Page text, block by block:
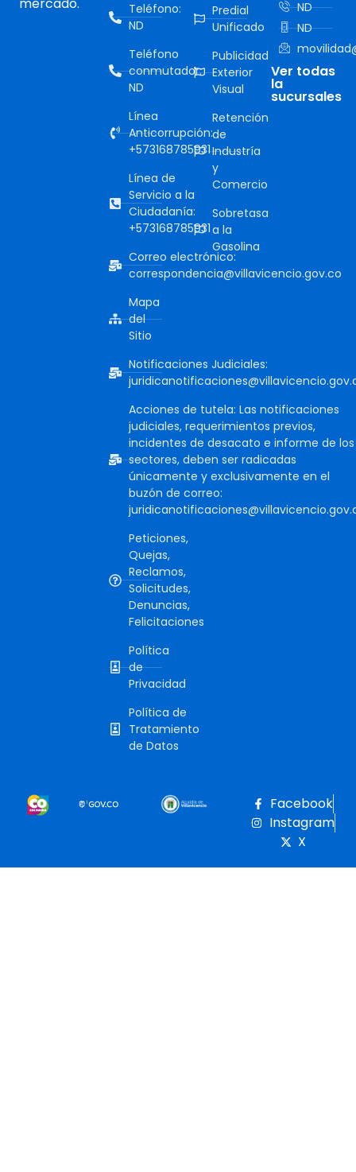
mercado.
Teléfono:
ND
Teléfono
conmutador:
ND
Línea
Anticorrupción:
+573168785931
Línea de
Servicio a la
Ciudadanía:
+573168785931
Correo electrónico:
correspondencia@villavicencio.gov.co
Mapa
del
Sitio
Notificaciones Judiciales:
Acciones de tutela: Las notificaciones
judiciales, requerimientos previos,
incidentes de desacato e informe de los
sectores, deben ser radicadas
únicamente y exclusivamente en el
buzón de correo:
Peticiones,
Quejas,
Reclamos,
Solicitudes,
Denuncias,
Felicitaciones
Política
de
Privacidad
Política de
Tratamiento
de Datos
Predial
Unificado
Publicidad
Exterior
Visual
Retención
de
Industría
y
Comercio
Sobretasa
a la
Gasolina
ND
ND
Ver todas
la
sucursales
Facebook
Instagram
X